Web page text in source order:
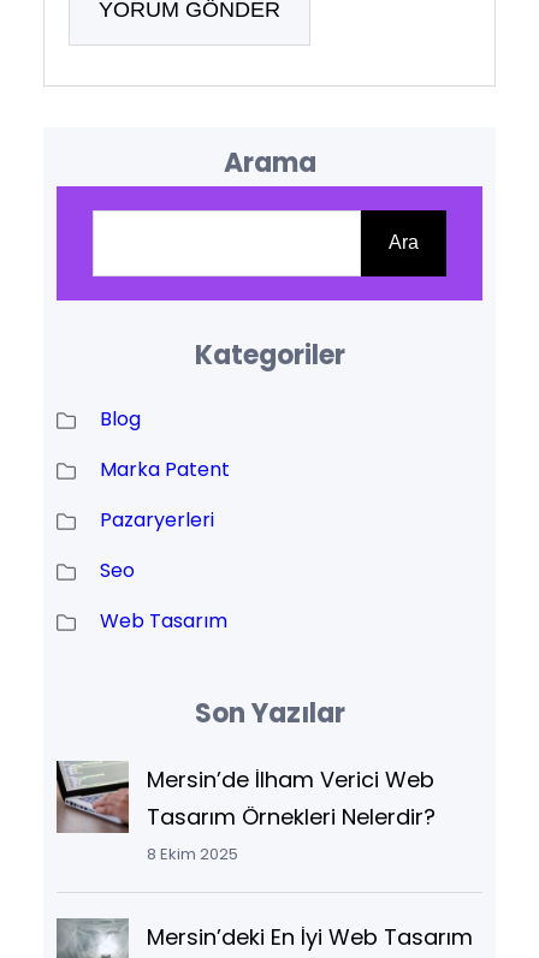
Arama
Ara
Ara
Kategoriler
Blog
Marka Patent
Pazaryerleri
Seo
Web Tasarım
Son Yazılar
Mersin’de İlham Verici Web
Tasarım Örnekleri Nelerdir?
8 Ekim 2025
Mersin’deki En İyi Web Tasarım